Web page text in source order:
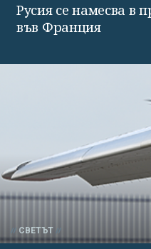
Русия се намесва в
във Франция
СВЕТЪТ